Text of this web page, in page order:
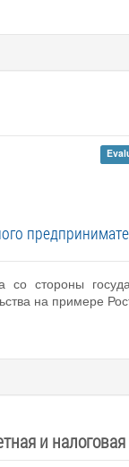
со стороны
на примере
и